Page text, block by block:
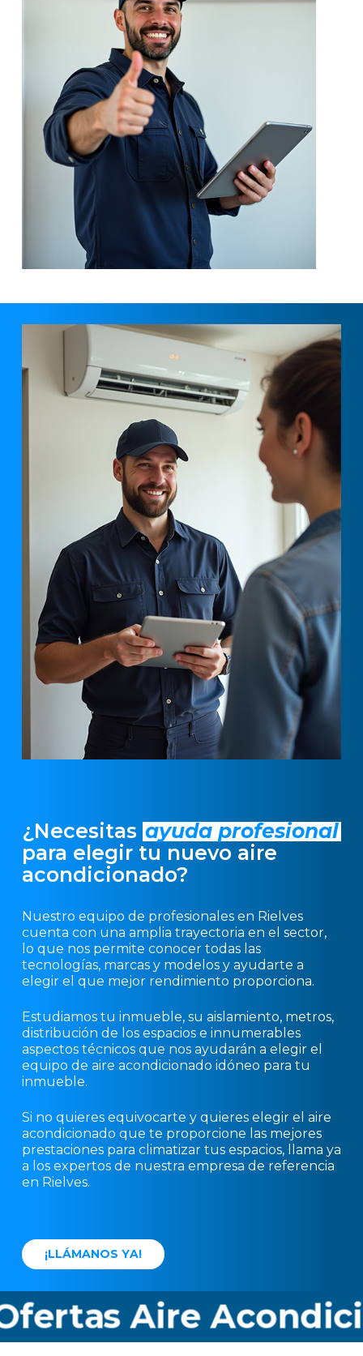
¿Necesitas ayuda profesional
para elegir tu nuevo aire
acondicionado?
Nuestro equipo de profesionales en Rielves
cuenta con una amplia trayectoria en el sector,
lo que nos permite conocer todas las
tecnologías, marcas y modelos y ayudarte a
elegir el que mejor rendimiento proporciona.
Estudiamos tu inmueble, su aislamiento, metros,
distribución de los espacios e innumerables
aspectos técnicos que nos ayudarán a elegir el
equipo de aire acondicionado idóneo para tu
inmueble.
Si no quieres equivocarte y quieres elegir el aire
acondicionado que te proporcione las mejores
prestaciones para climatizar tus espacios, llama ya
a los expertos de nuestra empresa de referencia
en Rielves.
¡LLÁMANOS YA!
Aire